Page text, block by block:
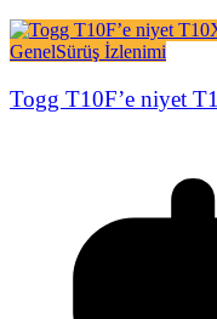
GenelSürüş İzlenimi
Togg T10F’e niyet